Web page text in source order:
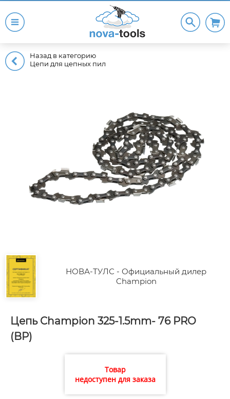
Назад в категорию
Цепи для цепных пил
НОВА-ТУЛС - Официальный дилер
Champion
Цепь Champion 325-1.5mm- 76 PRO
(BP)
Товар
недоступен для заказа